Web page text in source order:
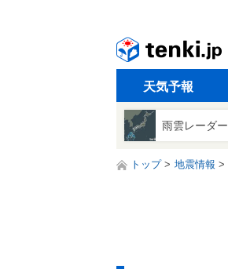
天気予報
雨雲レーダー
トップ 地震情報